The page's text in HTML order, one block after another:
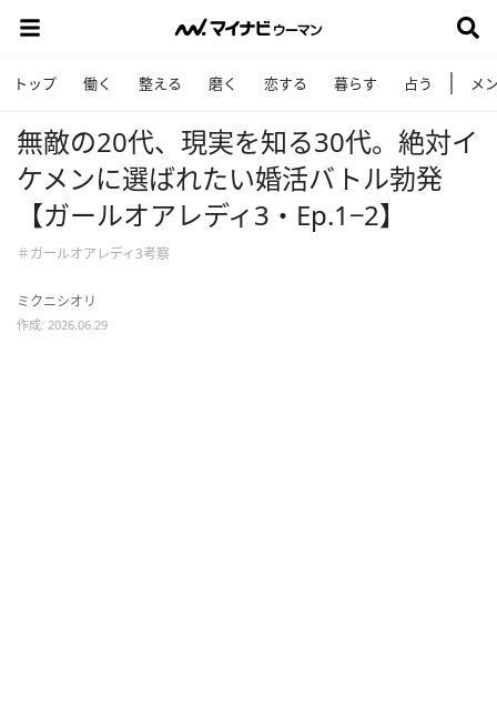
トップ 働く 整える 磨く 恋する 暮らす 占う メ
無敵の20代、現実を知る30代。絶対イ
ケメンに選ばれたい婚活バトル勃発
【ガールオアレディ3・Ep.1−2】
＃ガールオアレディ3考察
ミクニシオリ
作成: 2026.06.29